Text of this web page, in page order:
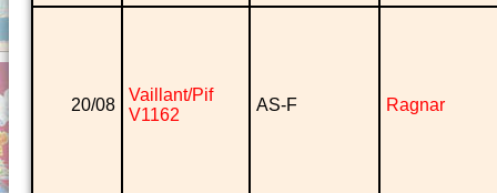
20/08
Vaillant/Pif
V1162
AS-F Ragnar